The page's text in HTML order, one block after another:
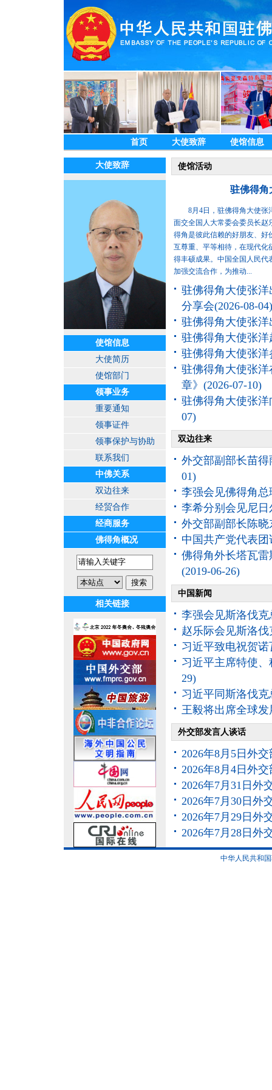
首页 大使致辞 使馆信息
大使致辞
使馆信息
大使简历
使馆部门
领事业务
重要通知
领事证件
领事保护与协助
联系我们
中佛关系
双边往来
经贸合作
经商服务
佛得角概况
相关链接
使馆活动
驻佛得角
8月4日，驻佛得角大使张
面交全国人大常委会委员长赵
得角是彼此信赖的好朋友、好
互尊重、平等相待，在现代化
得丰硕成果。中国全国人民代
加强交流合作，为推动...
驻佛得角大使张
分享会(2026-08-04)
驻佛得角大使张
驻佛得角大使张
驻佛得角大使张
驻佛得角大使张
章》 (2026-07-10)
驻佛得角大使张
07)
双边往来
外交部副部长苗
01)
李强会见佛得角总
李希分别会见尼
外交部副部长陈
中国共产党代表
佛得角外长塔瓦
(2019-06-26)
中国新闻
李强会见斯洛伐
赵乐际会见斯洛
习近平致电祝贺
习近平主席特使
29)
习近平同斯洛伐
王毅将出席全球
外交部发言人谈话
2026年8月5日外
2026年8月4日外
2026年7月31日外
2026年7月30日外
2026年7月29日外
2026年7月28日外
中华人民共和